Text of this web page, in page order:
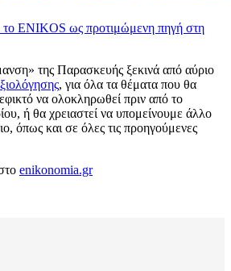
ENIKOS ως προτιμώμενη πηγή στη
της Παρασκευής ξεκινά από αύριο
, για όλα τα θέματα που θα
να ολοκληρωθεί πριν από το
ή θα χρειαστεί να υπομείνουμε άλλο
όπως και σε όλες τις προηγούμενες
enikonomia.gr